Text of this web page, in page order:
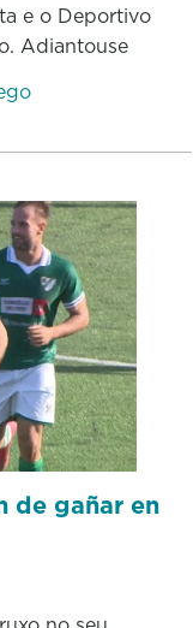
e o Deportivo
Adiantouse
de gañar en